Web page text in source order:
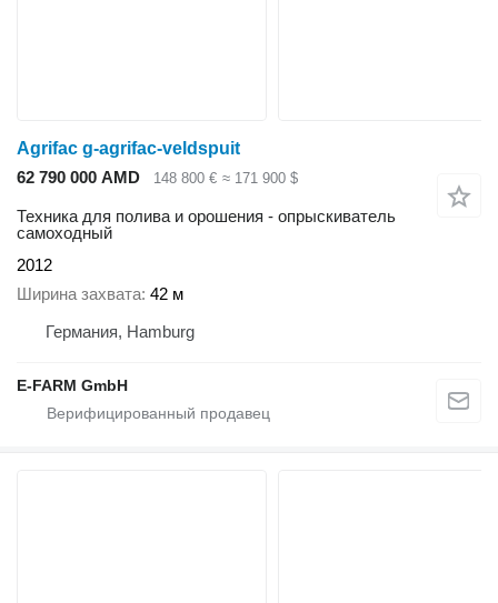
Agrifac g-agrifac-veldspuit
62 790 000 AMD
148 800 € ≈ 171 900 $
Техника для полива и орошения - опрыскиватель
самоходный
2012
Ширина захвата 42 м
Германия, Hamburg
E-FARM GmbH